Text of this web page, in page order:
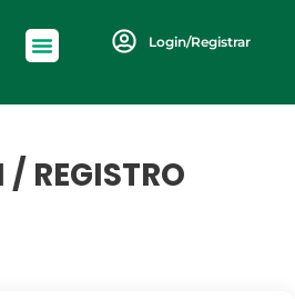
Login/Registrar
/ REGISTRO